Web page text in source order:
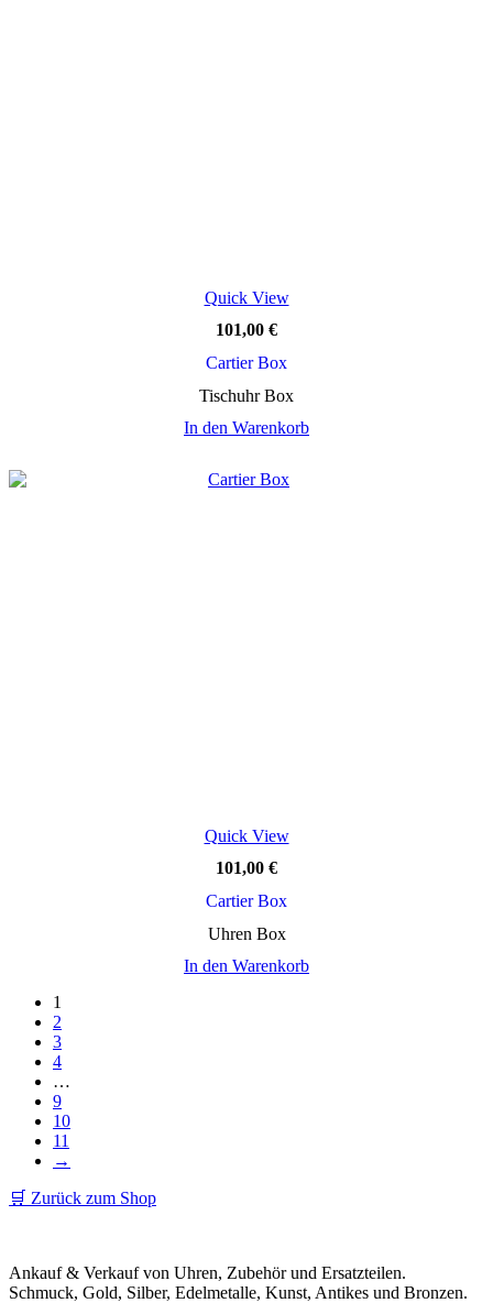
Quick View
101,00 €
Cartier Box
Tischuhr Box
In den Warenkorb
Quick View
101,00 €
Cartier Box
Uhren Box
In den Warenkorb
1
2
3
4
…
9
10
11
→
🛒 Zurück zum Shop
Ankauf & Verkauf von Uhren, Zubehör und Ersatzteilen.
Schmuck, Gold, Silber, Edelmetalle, Kunst, Antikes und Bronzen.